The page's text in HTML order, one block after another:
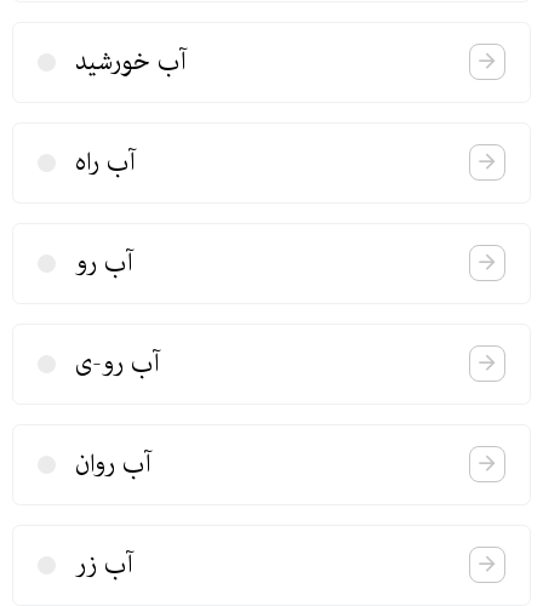
آب خورشید
آب راه
آب رو
آب رو-ی
آب روان
آب زر